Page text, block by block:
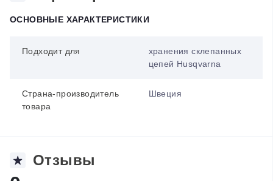
ОСНОВНЫЕ ХАРАКТЕРИСТИКИ
Подходит для
хранения склепанных
цепей Husqvarna
Страна-производитель
товара
Швеция
Отзывы